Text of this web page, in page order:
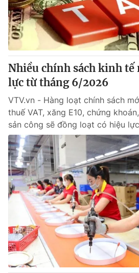
Nhiều chính sách kinh tế
lực từ tháng 6/2026
VTV.vn - Hàng loạt chính sách
thuế VAT, xăng E10, chứng
sản công sẽ đồng loạt có hiệu